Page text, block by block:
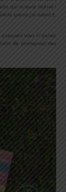
qui m’aura motivé !
(perso j’ai adoré !),
vous n’auriez
de promouvoir des